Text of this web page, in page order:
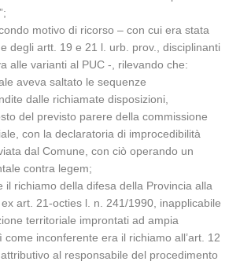
motivo di ricorso – con cui era stata
degli artt. 19 e 21 l. urb. prov., disciplinanti
alle varianti al PUC -, rilevando che:
aveva saltato le sequenze
dalle richiamate disposizioni,
del previsto parere della commissione
con la declaratoria di improcedibilità
dal Comune, con ciò operando un
contra legem;
il richiamo della difesa della Provincia alla
art. 21-octies l. n. 241/1990, inapplicabile
territoriale improntati ad ampia
come inconferente era il richiamo all’art. 12
al responsabile del procedimento